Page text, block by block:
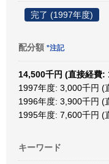
完了 (1997年度)
配分額 *注記
14,500千円 (直接経費:
1997年度: 3,000千円 (
1996年度: 3,900千円 (
1995年度: 7,600千円 (
キーワード